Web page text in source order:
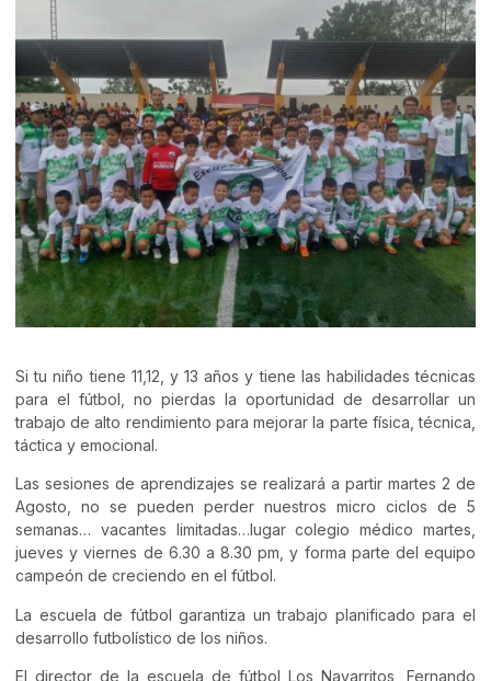
Si tu niño tiene 11,12, y 13 años y tiene las habilidades técnicas
para el fútbol, no pierdas la oportunidad de desarrollar un
trabajo de alto rendimiento para mejorar la parte física, técnica,
táctica y emocional.
Las sesiones de aprendizajes se realizará a partir martes 2 de
Agosto, no se pueden perder nuestros micro ciclos de 5
semanas… vacantes limitadas…lugar colegio médico martes,
jueves y viernes de 6.30 a 8.30 pm, y forma parte del equipo
campeón de creciendo en el fútbol.
La escuela de fútbol garantiza un trabajo planificado para el
desarrollo futbolístico de los niños.
El director de la escuela de fútbol Los Navarritos, Fernando